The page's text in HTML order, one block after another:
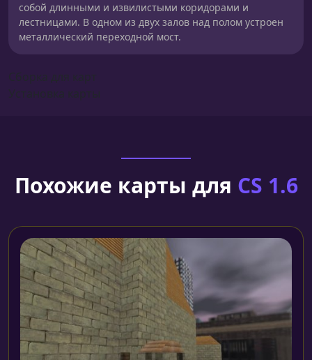
собой длинными и извилистыми коридорами и
лестницами. В одном из двух залов над полом устроен
металлический переходной мост.
Похожие карты для CS 1.6